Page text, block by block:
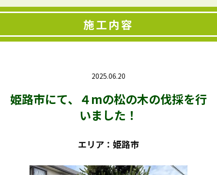
施工内容
2025.06.20
姫路市にて、４mの松の木の伐採を行
いました！
エリア：姫路市